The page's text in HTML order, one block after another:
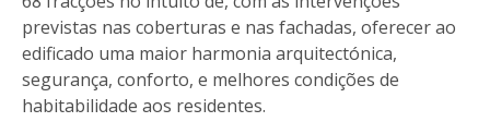
previstas nas coberturas e nas fachadas, oferecer ao
edificado uma maior harmonia arquitectónica,
segurança, conforto, e melhores condições de
habitabilidade aos residentes.